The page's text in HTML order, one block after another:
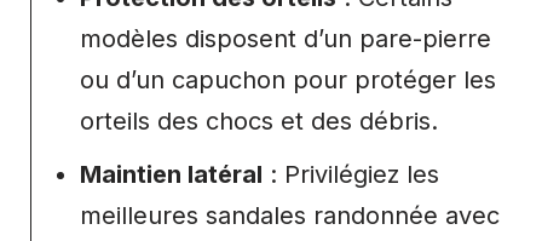
modèles disposent d’un pare-pierre
ou d’un capuchon pour protéger les
orteils des chocs et des débris.
Maintien latéral : Privilégiez les
meilleures sandales randonnée avec